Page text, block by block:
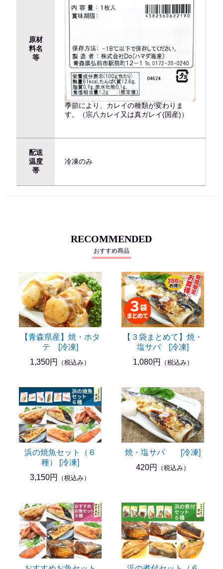
原材
料名
等
季節により、カレイの種類が変わりま
す。（宗八カレイ又は真ガレイ(国産)）
配送
温度
帯
冷凍のみ
RECOMMENDED
おすすめ商品
【青森県産】焼・ホタ
テ [冷凍]
1,350円
（税込み）
【３袋まとめて】焼・
塩サバ [冷凍]
1,080円
（税込み）
浜の焼魚セット（６
種） [冷凍]
3,150円
（税込み）
焼・塩サバ [冷凍]
420円
（税込み）